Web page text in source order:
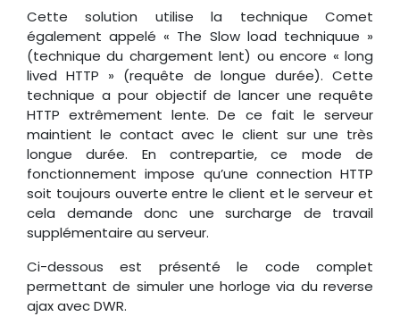
Cette solution utilise la technique Comet
également appelé « The Slow load techniquue »
(technique du chargement lent) ou encore « long
lived HTTP » (requête de longue durée). Cette
technique a pour objectif de lancer une requête
HTTP extrêmement lente. De ce fait le serveur
maintient le contact avec le client sur une très
longue durée. En contrepartie, ce mode de
fonctionnement impose qu’une connection HTTP
soit toujours ouverte entre le client et le serveur et
cela demande donc une surcharge de travail
supplémentaire au serveur.
Ci-dessous est présenté le code complet
permettant de simuler une horloge via du reverse
ajax avec DWR.